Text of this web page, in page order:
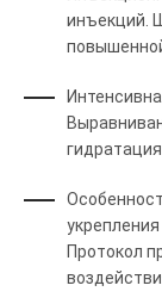
инъекций.
гидратация.
Протокол